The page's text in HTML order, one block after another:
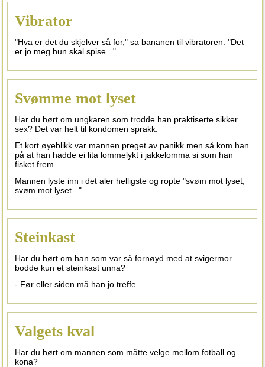
Vibrator
"Hva er det du skjelver så for," sa bananen til vibratoren. "Det
er jo meg hun skal spise..."
Svømme mot lyset
Har du hørt om ungkaren som trodde han praktiserte sikker
sex? Det var helt til kondomen sprakk.
Et kort øyeblikk var mannen preget av panikk men så kom han
på at han hadde ei lita lommelykt i jakkelomma si som han
fisket frem.
Mannen lyste inn i det aler helligste og ropte "svøm mot lyset,
svøm mot lyset..."
Steinkast
Har du hørt om han som var så fornøyd med at svigermor
bodde kun et steinkast unna?
- Før eller siden må han jo treffe...
Valgets kval
Har du hørt om mannen som måtte velge mellom fotball og
kona?